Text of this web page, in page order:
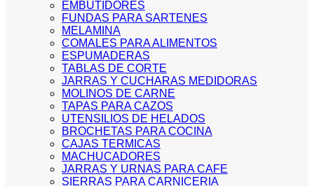
EMBUTIDORES
FUNDAS PARA SARTENES
MELAMINA
COMALES PARA ALIMENTOS
ESPUMADERAS
TABLAS DE CORTE
JARRAS Y CUCHARAS MEDIDORAS
MOLINOS DE CARNE
TAPAS PARA CAZOS
UTENSILIOS DE HELADOS
BROCHETAS PARA COCINA
CAJAS TERMICAS
MACHUCADORES
JARRAS Y URNAS PARA CAFE
SIERRAS PARA CARNICERIA